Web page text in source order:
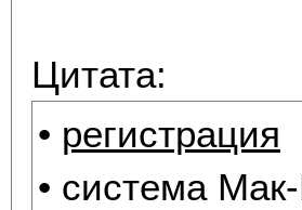
Цитата:
• регистрация
• система